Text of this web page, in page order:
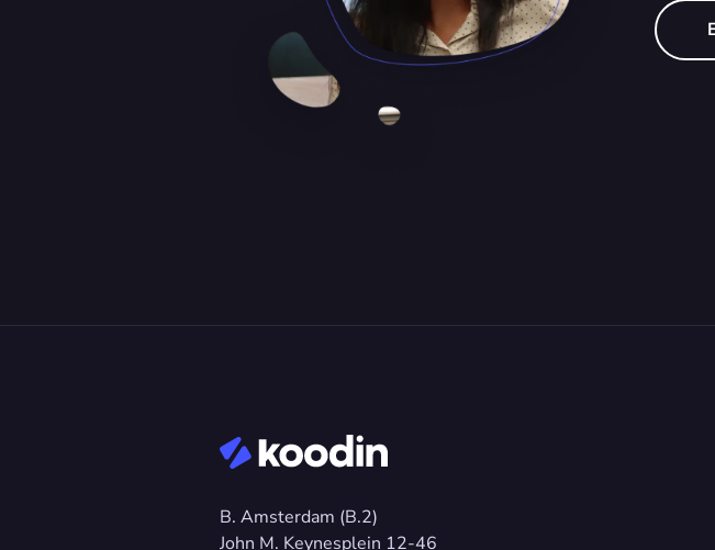
B. Amsterdam (B.2)
John M. Keynesplein 12-46